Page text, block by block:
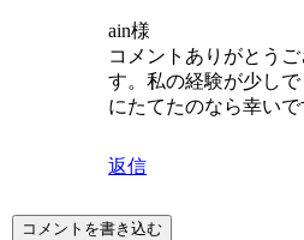
ain様
コメントありがとうご
す。私の経験が少しで
にたてたのなら幸いで
返信
コメントを書き込む